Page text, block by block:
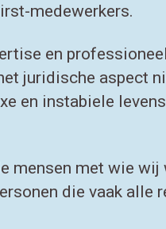
medewerkers.
en
juridische aspect
en instabiele
mensen met wie wij
die vaak alle